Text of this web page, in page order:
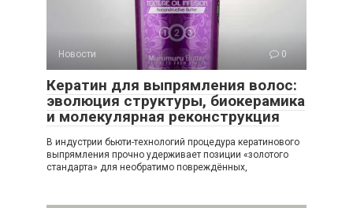
Новости 0
Кератин для выпрямления волос:
эволюция структуры, биокерамика
и молекулярная реконструкция
В индустрии бьюти-технологий процедура кератинового
выпрямления прочно удерживает позиции «золотого
стандарта» для необратимо повреждённых,